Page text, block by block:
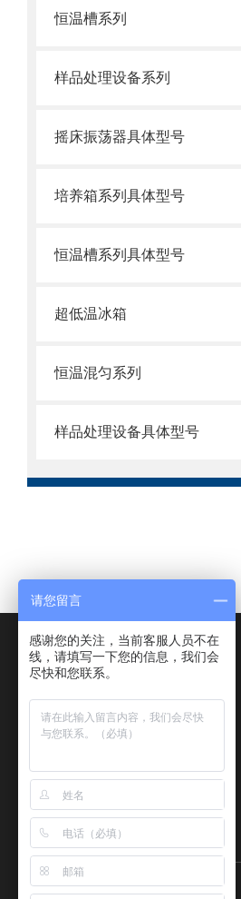
恒温槽系列
样品处理设备系列
摇床振荡器具体型号
培养箱系列具体型号
恒温槽系列具体型号
超低温冰箱
恒温混匀系列
样品处理设备具体型号
关于我们
公司简介
荣誉资质
请您留言
感谢您的关注，当前客服人员不在
线，请填写一下您的信息，我们会
尽快和您联系。